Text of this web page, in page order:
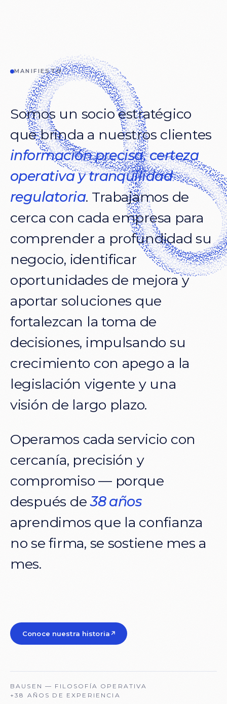
MANIFIESTO
Somos un socio estratégico
que brinda a nuestros clientes
informaciónprecisa, certeza
operativaytranquilidad
regulatoria. Trabajamos de
cerca con cada empresa para
comprender a profundidad su
negocio, identificar
oportunidades de mejora y
aportar soluciones que
fortalezcan la toma de
decisiones, impulsando su
crecimiento con apego a la
legislación vigente y una
visión de largo plazo.
Operamos cada servicio con
cercanía, precisión y
compromiso — porque
después de 38 años
aprendimos que la confianza
no se firma, se sostiene mes a
mes.
Conoce nuestra historia↗
BAUSEN — FILOSOFÍA OPERATIVA
+38 AÑOS DE EXPERIENCIA